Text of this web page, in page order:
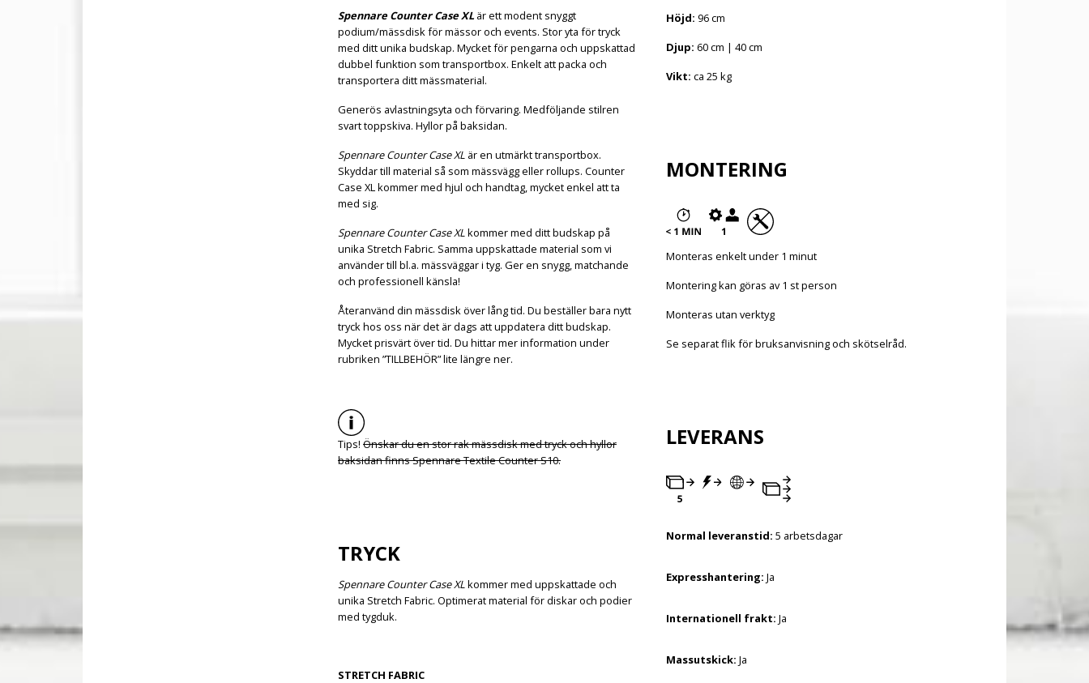
Spennare Counter Case XL är ett modent snyggt
podium/mässdisk för mässor och events. Stor yta för tryck
med ditt unika budskap. Mycket för pengarna och uppskattad
dubbel funktion som transportbox. Enkelt att packa och
transportera ditt mässmaterial.
Generös avlastningsyta och förvaring. Medföljande stilren
svart toppskiva. Hyllor på baksidan.
Spennare Counter Case XL är en utmärkt transportbox.
Skyddar till material så som mässvägg eller rollups. Counter
Case XL kommer med hjul och handtag, mycket enkel att ta
med sig.
Spennare Counter Case XLkommer med ditt budskap på
unika Stretch Fabric. Samma uppskattade material som vi
använder till bl.a. mässväggar i tyg. Ger en snygg, matchande
och professionell känsla!
Återanvänd din mässdisk över lång tid. Du beställer bara nytt
tryck hos oss när det är dags att uppdatera ditt budskap.
Mycket prisvärt över tid. Du hittar mer information under
rubriken ”TILLBEHÖR” lite längre ner.
Tips! Önskar du en stor rak mässdisk med tryck och hyllor
baksidan finns Spennare Textile Counter S10.
TRYCK
Spennare Counter Case XLkommer med uppskattade och
unika Stretch Fabric. Optimerat material för diskar och podier
med tygduk.
STRETCH FABRIC
Höjd: 96 cm
Djup: 60 cm | 40 cm
Vikt: ca 25 kg
MONTERING
Monteras enkelt under 1 minut
Montering kan göras av 1 st person
Monteras utan verktyg
Se separat flik för bruksanvisning och skötselråd.
LEVERANS
Normal leveranstid: 5 arbetsdagar
Expresshantering: Ja
Internationell frakt: Ja
Massutskick: Ja